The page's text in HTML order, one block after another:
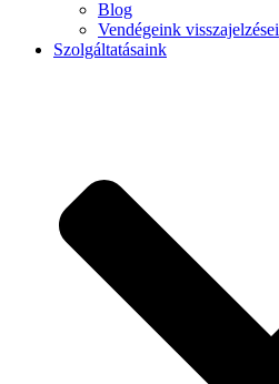
Blog
Vendégeink visszajelzései
Szolgáltatásaink